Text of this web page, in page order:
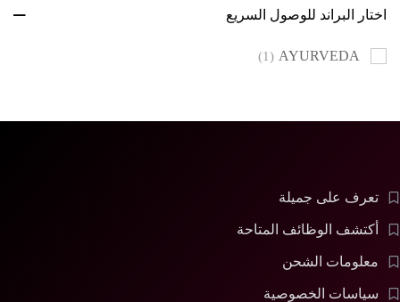
اختار البراند للوصول السريع
AYURVEDA
(1)
تعرف على جميلة
أكتشف الوظائف المتاحة
معلومات الشحن
سياسات الخصوصية